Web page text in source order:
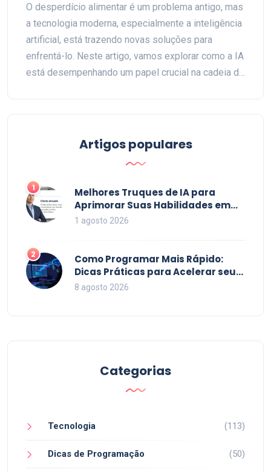
O desperdício alimentar é um problema antigo, mas
a tecnologia moderna, especialmente a inteligência
artificial, está trazendo novas soluções para
enfrentá-lo. Neste artigo, vamos explorar como a IA
está desempenhando um papel crucial na cadeia de
transporte, as ferramentas baseadas em IA
mostram-se promissoras. Além disso,
uso e suas implicações para o futuro.
Artigos populares
1
Melhores Truques de IA para
Aprimorar Suas Habilidades em
2026
1 agosto 2026
2
Como Programar Mais Rápido:
Dicas Práticas para Acelerar seu
Código em 2026
8 agosto 2026
Categorias
Tecnologia (113)
Dicas de Programação (50)